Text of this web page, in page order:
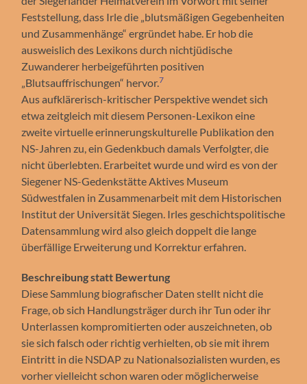
Feststellung, dass Irle die „blutsmäßigen Gegebenheiten
und Zusammenhänge“ ergründet habe. Er hob die
ausweislich des Lexikons durch nichtjüdische
Zuwanderer herbeigeführten positiven
„Blutsauffrischungen“ hervor.7
Aus aufklärerisch-kritischer Perspektive wendet sich
etwa zeitgleich mit diesem Personen-Lexikon eine
zweite virtuelle erinnerungskulturelle Publikation den
NS-Jahren zu, ein Gedenkbuch damals Verfolgter, die
nicht überlebten. Erarbeitet wurde und wird es von der
Siegener NS-Gedenkstätte Aktives Museum
Südwestfalen in Zusammenarbeit mit dem Historischen
Institut der Universität Siegen. Irles geschichtspolitische
Datensammlung wird also gleich doppelt die lange
überfällige Erweiterung und Korrektur erfahren.
Beschreibung statt Bewertung
Diese Sammlung biografischer Daten stellt nicht die
Frage, ob sich Handlungsträger durch ihr Tun oder ihr
Unterlassen kompromitierten oder auszeichneten, ob
sie sich falsch oder richtig verhielten, ob sie mit ihrem
Eintritt in die NSDAP zu Nationalsozialisten wurden, es
vorher vielleicht schon waren oder möglicherweise